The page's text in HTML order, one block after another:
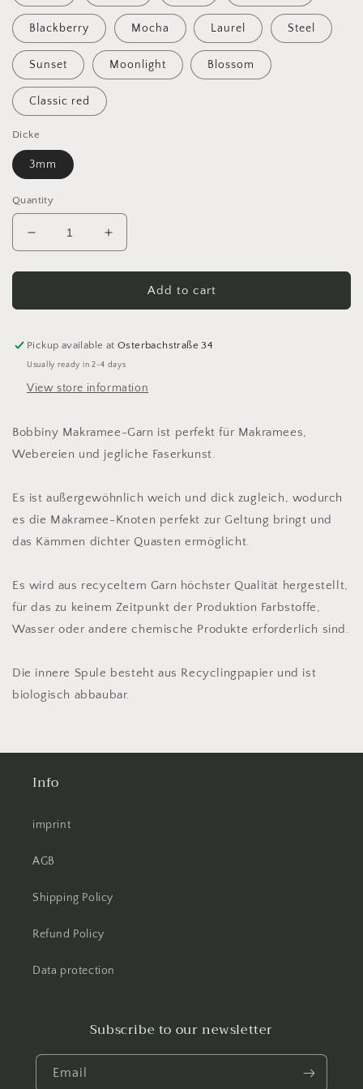
Blackberry Mocha Laurel Steel
Sunset Moonlight Blossom
Classic red
Dicke
3mm
Quantity
Decrease
quantity
for
Premium
Garn
100m
Twist
Increase
quantity
for
Bobbiny
Premium
Garn
100m
Twist
Add to cart
Pickup available atOsterbachstraße 34
Usually ready in 2-4 days
View store information
Bobbiny Makramee-Garn ist perfekt für Makramees,
Webereien und jegliche Faserkunst.
Es ist außergewöhnlich weich und dick zugleich, wodurch
es die Makramee-Knoten perfekt zur Geltung bringt und
das Kämmen dichter Quasten ermöglicht.
Es wird aus recyceltem Garn höchster Qualität hergestellt,
für das zu keinem Zeitpunkt der Produktion Farbstoffe,
Wasser oder andere chemische Produkte erforderlich sind.
Die innere Spule besteht aus Recyclingpapier und ist
biologisch abbaubar.
Info
imprint
AGB
Shipping Policy
Refund Policy
Data protection
Subscribe to our newsletter
Email